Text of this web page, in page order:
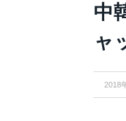
中
ャ
2018